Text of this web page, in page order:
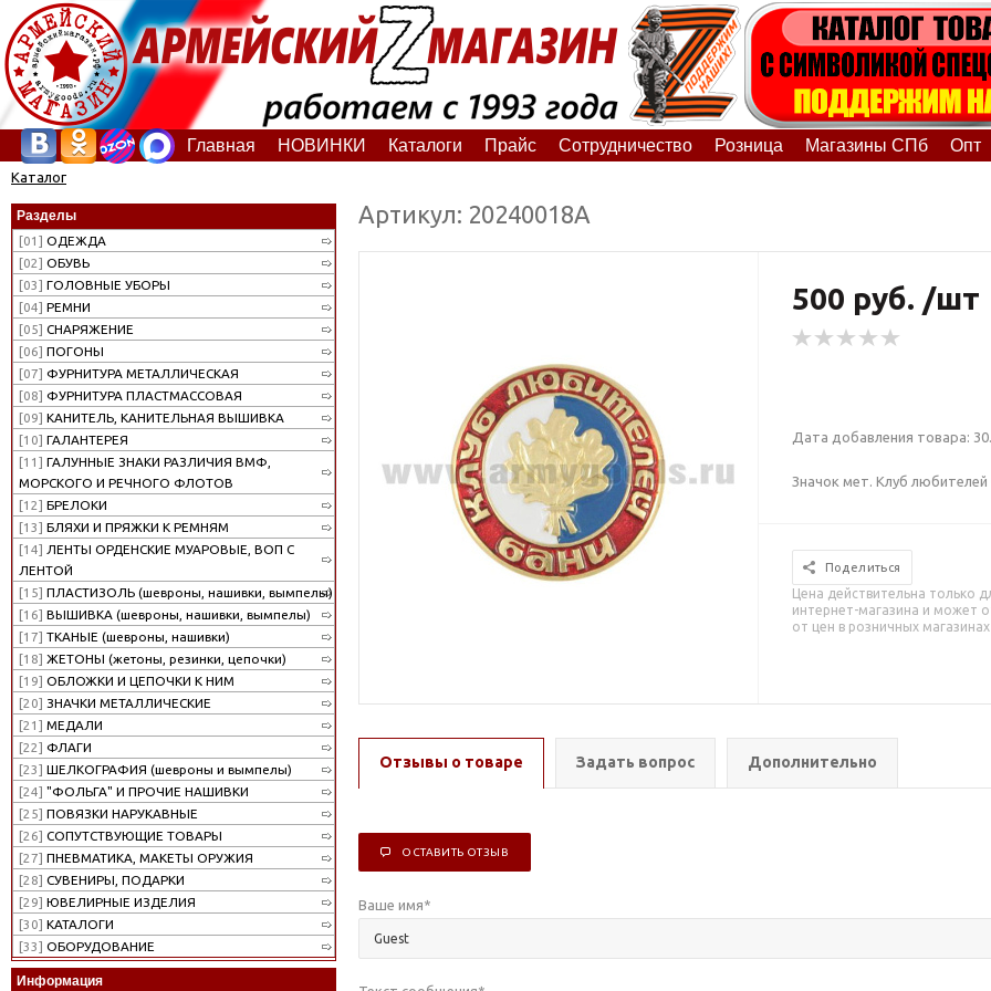
Главная НОВИНКИ Каталоги Прайс Сотрудничество Розница Магазины СПб Опт
Каталог
Разделы
[01] ОДЕЖДА
[02] ОБУВЬ
[03] ГОЛОВНЫЕ УБОРЫ
[04] РЕМНИ
[05] СНАРЯЖЕНИЕ
[06] ПОГОНЫ
[07] ФУРНИТУРА МЕТАЛЛИЧЕСКАЯ
[08] ФУРНИТУРА ПЛАСТМАССОВАЯ
[09] КАНИТЕЛЬ, КАНИТЕЛЬНАЯ ВЫШИВКА
[10] ГАЛАНТЕРЕЯ
[11] ГАЛУННЫЕ ЗНАКИ РАЗЛИЧИЯ ВМФ,
МОРСКОГО И РЕЧНОГО ФЛОТОВ
[12] БРЕЛОКИ
[13] БЛЯХИ И ПРЯЖКИ К РЕМНЯМ
[14] ЛЕНТЫ ОРДЕНСКИЕ МУАРОВЫЕ, ВОП С
ЛЕНТОЙ
[15] ПЛАСТИЗОЛЬ (шевроны, нашивки, вымпелы)
[16] ВЫШИВКА (шевроны, нашивки, вымпелы)
[17] ТКАНЫЕ (шевроны, нашивки)
[18] ЖЕТОНЫ (жетоны, резинки, цепочки)
[19] ОБЛОЖКИ И ЦЕПОЧКИ К НИМ
[20] ЗНАЧКИ МЕТАЛЛИЧЕСКИЕ
[21] МЕДАЛИ
[22] ФЛАГИ
[23] ШЕЛКОГРАФИЯ (шевроны и вымпелы)
[24] "ФОЛЬГА" И ПРОЧИЕ НАШИВКИ
[25] ПОВЯЗКИ НАРУКАВНЫЕ
[26] СОПУТСТВУЮЩИЕ ТОВАРЫ
[27] ПНЕВМАТИКА, МАКЕТЫ ОРУЖИЯ
[28] СУВЕНИРЫ, ПОДАРКИ
[29] ЮВЕЛИРНЫЕ ИЗДЕЛИЯ
[30] КАТАЛОГИ
[33] ОБОРУДОВАНИЕ
Информация
Артикул: 20240018А
500 руб. /шт
Дата добавления товара:
Значок мет. Клуб любителей
Поделиться
Цена действительна только
интернет-магазина и может
от цен в розничных магазинах
Отзывы о товаре Задать вопрос Дополнительно
ОСТАВИТЬ ОТЗЫВ
Ваше имя*